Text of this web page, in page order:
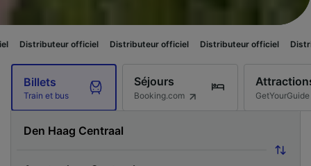
officiel Distributeur officiel Distributeur officiel Distributeur
Billets
Train et bus
Séjours
Booking.com GetYourGuide